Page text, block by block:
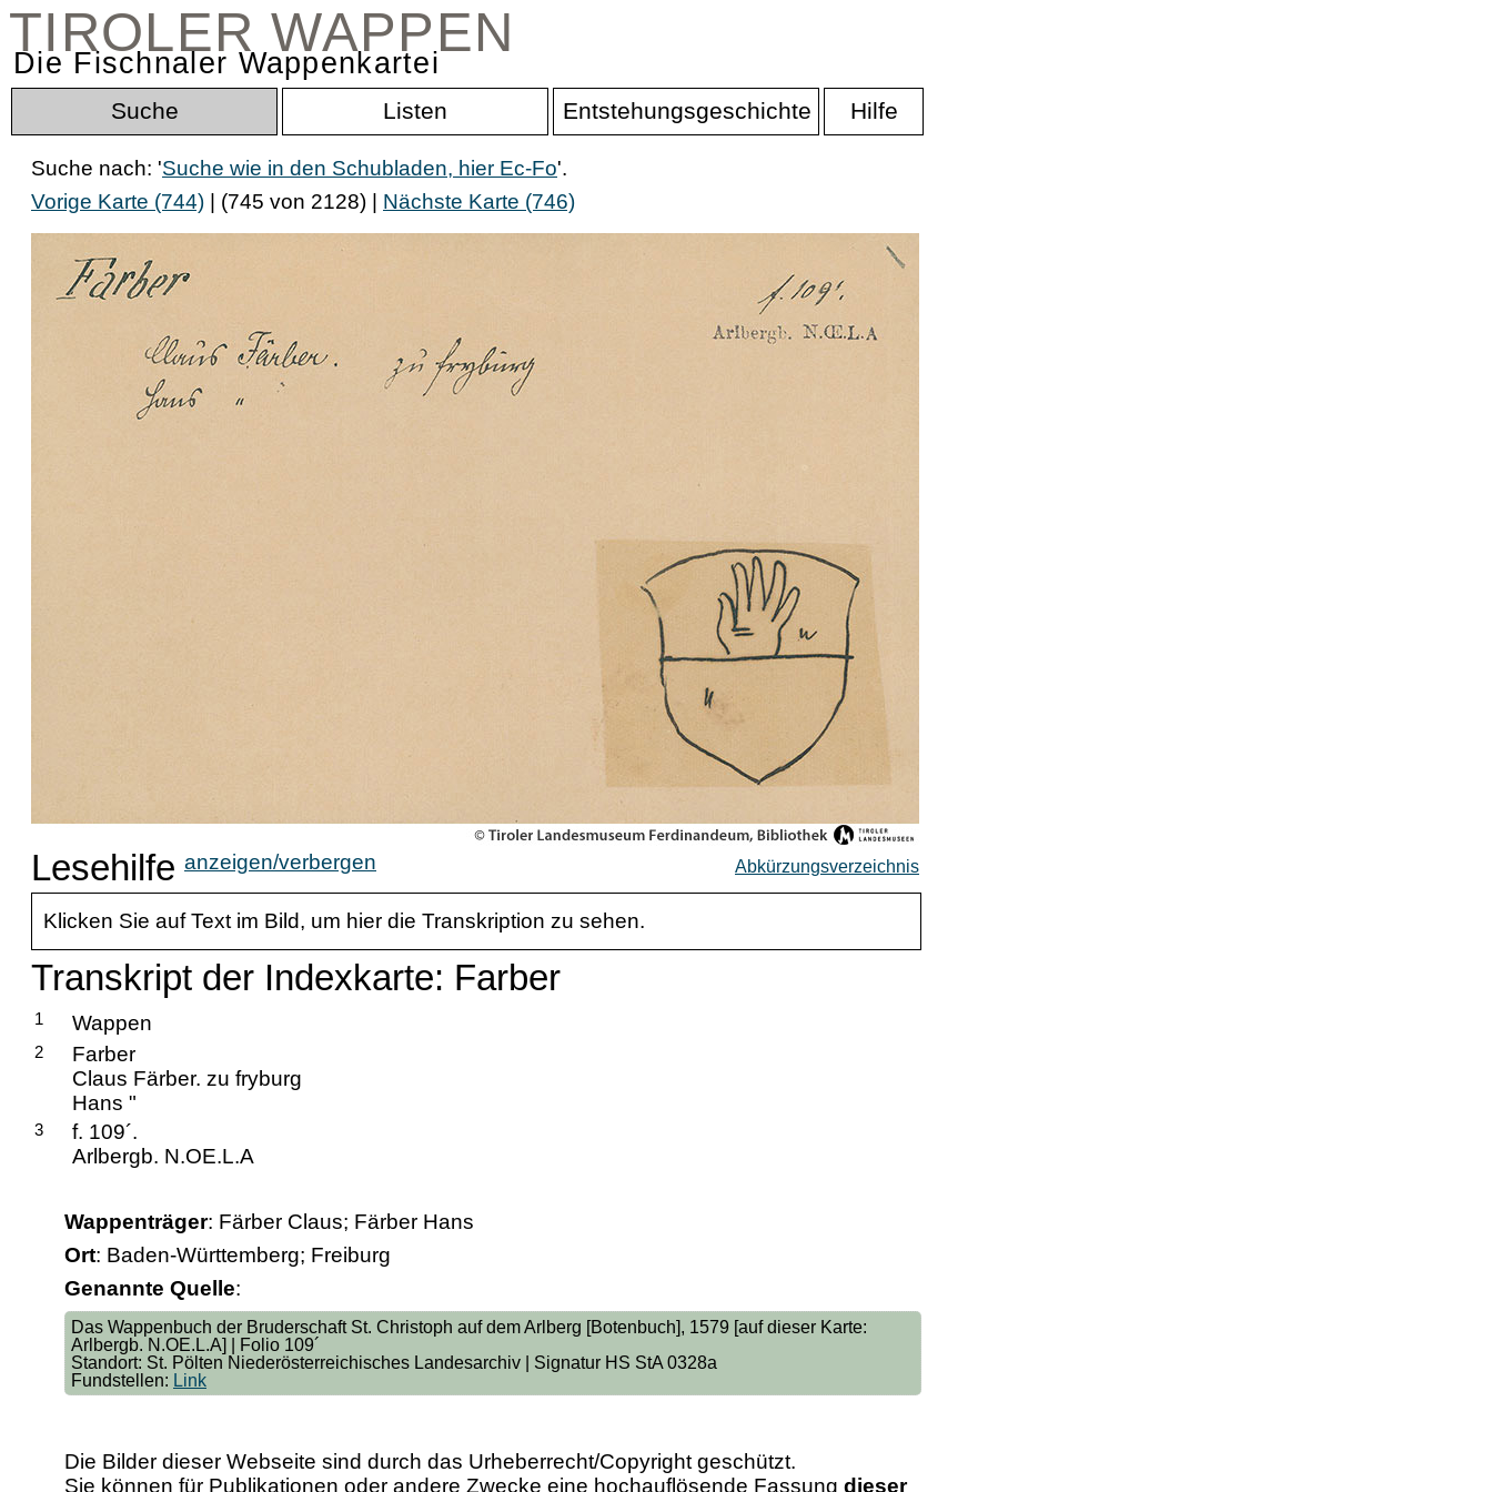
TIROLER WAPPEN
Die Fischnaler Wappenkartei
Suche Listen Entstehungsgeschichte Hilfe
Suche nach: 'Suche wie in den Schubladen, hier Ec-Fo'.
Vorige Karte (744) | (745 von 2128) | Nächste Karte (746)
Lesehilfe anzeigen/verbergen Abkürzungsverzeichnis
Klicken Sie auf Text im Bild, um hier die Transkription zu sehen.
Transkript der Indexkarte: Farber
1 Wappen
2
Farber
Claus Färber. zu fryburg
Hans "
3
f. 109´.
Arlbergb. N.OE.L.A
Wappenträger: Färber Claus; Färber Hans
Ort: Baden-Württemberg; Freiburg
Genannte Quelle:
Das Wappenbuch der Bruderschaft St. Christoph auf dem Arlberg [Botenbuch], 1579 [auf dieser Karte:
Arlbergb. N.OE.L.A] | Folio 109´
Standort: St. Pölten Niederösterreichisches Landesarchiv | Signatur HS StA 0328a
Fundstellen: Link
Die Bilder dieser Webseite sind durch das Urheberrecht/Copyright geschützt.
Sie können für Publikationen oder andere Zwecke eine hochauflösende Fassung dieser